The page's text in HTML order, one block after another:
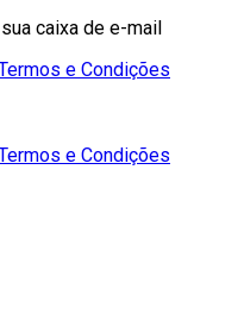
caixa de e-mail
e Condições
e Condições